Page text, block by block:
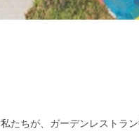
私たちが、ガーデンレストラ